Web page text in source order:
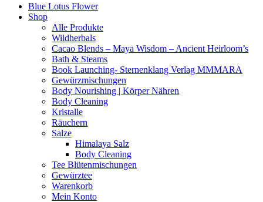
Blue Lotus Flower
Shop
Alle Produkte
Wildherbals
Cacao Blends – Maya Wisdom – Ancient Heirloom’s
Bath & Steams
Book Launching- Sternenklang Verlag MMMARA
Gewürzmischungen
Body Nourishing | Körper Nähren
Body Cleaning
Kristalle
Räuchern
Salze
Himalaya Salz
Body Cleaning
Tee Blütenmischungen
Gewürztee
Warenkorb
Mein Konto